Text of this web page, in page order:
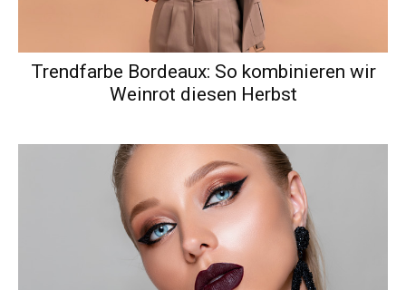
Trendfarbe Bordeaux: So kombinieren wir
Weinrot diesen Herbst